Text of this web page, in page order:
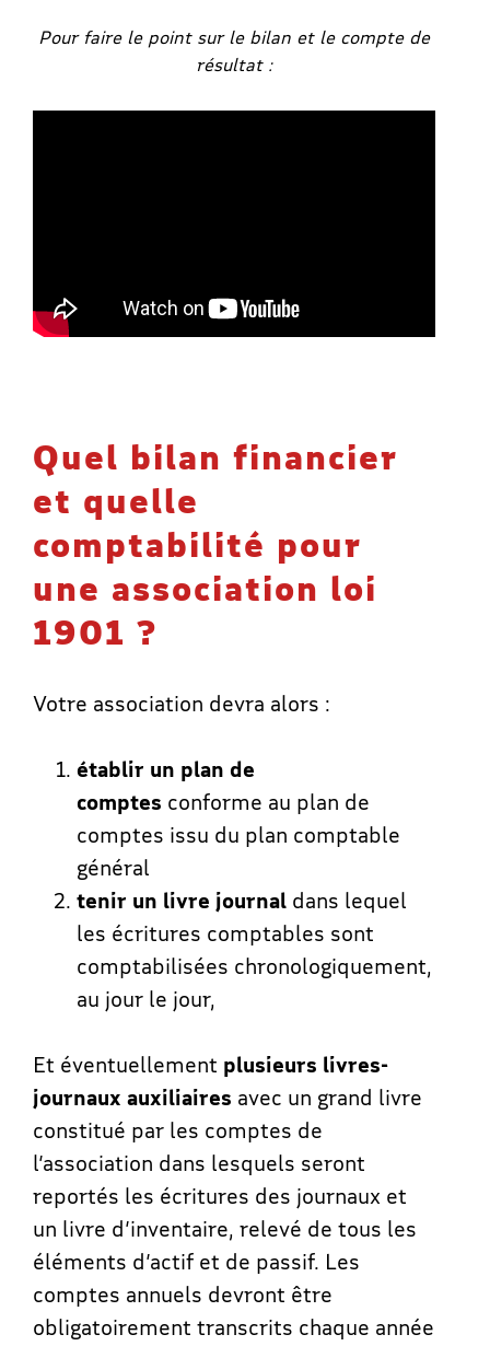
Pour faire le point sur le bilan et le compte de
résultat :
Quel bilan financier
et quelle
comptabilité pour
une association loi
1901 ?
Votre association devra alors :
établir un plan de
comptes conforme au plan de
comptes issu du plan comptable
général
tenir un livre journal dans lequel
les écritures comptables sont
comptabilisées chronologiquement,
au jour le jour,
Et éventuellement plusieurs livres-
journaux auxiliaires avec un grand livre
constitué par les comptes de
l’association dans lesquels seront
reportés les écritures des journaux et
un livre d’inventaire, relevé de tous les
éléments d’actif et de passif. Les
comptes annuels devront être
obligatoirement transcrits chaque année